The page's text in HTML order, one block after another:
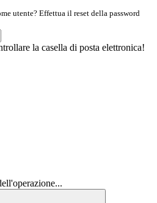
utente? Effettua il reset della password
la casella di posta elettronica!